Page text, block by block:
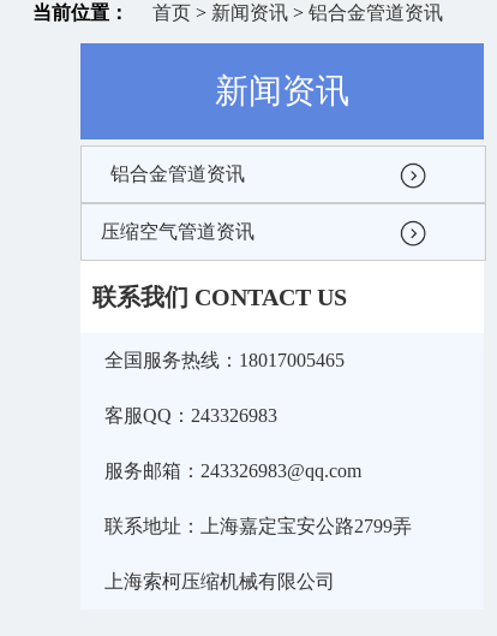
当前位置： 首页> 新闻资讯> 铝合金管道资讯
新闻资讯
铝合金管道资讯
压缩空气管道资讯
联系我们 CONTACT US
全国服务热线：18017005465
客服QQ：243326983
服务邮箱：243326983@qq.com
联系地址：上海嘉定宝安公路2799弄
上海索柯压缩机械有限公司